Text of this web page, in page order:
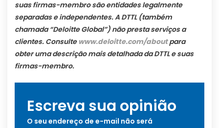
suas firmas-membro são entidades legalmente
separadas e independentes. A DTTL (também
chamada “Deloitte Global”) não presta serviços a
clientes. Consulte www.deloitte.com/aboutpara
obter uma descrição mais detalhada da DTTL e suas
firmas-membro.
Escreva sua opinião
O seu endereço de e-mail não será